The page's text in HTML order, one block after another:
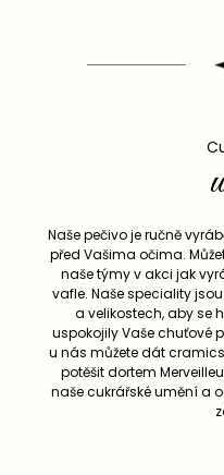
Naše pečivo je ručně
před Vašima očima.
naše týmy v akci jak
vafle. Naše speciality
a velikostech, aby se
uspokojily Vaše chuťové
u nás můžete dát
potěšit dortem
naše cukrářské umění a